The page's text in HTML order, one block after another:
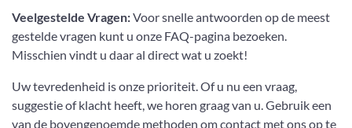
Veelgestelde Vragen:Voor snelle antwoorden op de meest
gestelde vragen kunt u onze FAQ-pagina bezoeken.
Misschien vindt u daar al direct wat u zoekt!
Uw tevredenheid is onze prioriteit. Of u nu een vraag,
suggestie of klacht heeft, we horen graag van u. Gebruik een
van de bovengenoemde methoden om contact met ons op te